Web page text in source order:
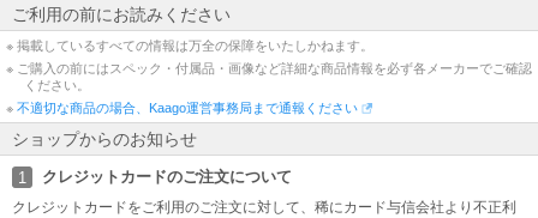
のご購入時にクレジットカードにて決済を頂いた場合、 請求明細は
「オロシジエイピー」と表示されます。 予めご了承くださいませ。
ご利用の前にお読みください
※ 掲載しているすべての情報は万全の保障をいたしかねます。
※ ご購入の前にはスペック・付属品・画像など詳細な商品情報を必ず各メーカーでご確認
ください。
※ 不適切な商品の場合、Kaago運営事務局まで通報ください
ショップからのお知らせ
1 クレジットカードのご注文について
クレジットカードをご利用のご注文に対して、稀にカード与信会社より不正利